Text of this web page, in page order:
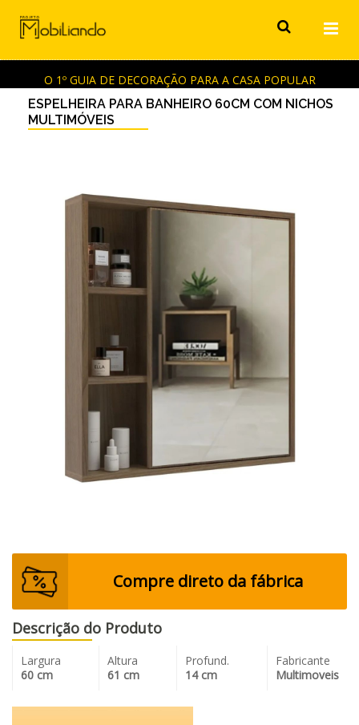
O 1º GUIA DE DECORAÇÃO PARA A CASA POPULAR
ESPELHEIRA PARA BANHEIRO 60CM COM NICHOS
MULTIMÓVEIS
Compre direto da fábrica
Descrição do Produto
Largura
60 cm
Altura
61 cm
Profund.
14 cm
Fabricante
Multimoveis